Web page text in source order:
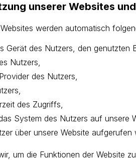
unserer Websites
werden automatisch
Gerät des Nutzers, den genutzten
Nutzers,
des Nutzers,
des Zugriffs,
System des Nutzers auf unsere
über unsere Website aufgerufen
um die Funktionen der Website